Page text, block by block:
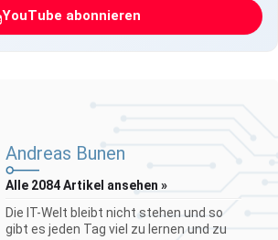
YouTube abonnieren
Andreas Bunen
Alle 2084 Artikel ansehen »
Die IT-Welt bleibt nicht stehen und so
gibt es jeden Tag viel zu lernen und zu